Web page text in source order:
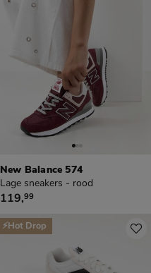
New Balance 574
Lage sneakers - rood
€ 119,99
119,99
⚡Hot Drop